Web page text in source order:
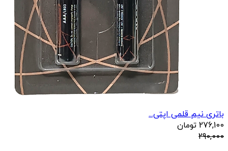
باتری نیم قلمی اپتی...
276,100 تومان
290,000